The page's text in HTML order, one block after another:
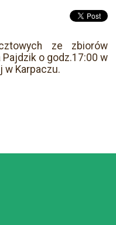
ze zbiorów
o godz.17:00 w
Karpaczu.